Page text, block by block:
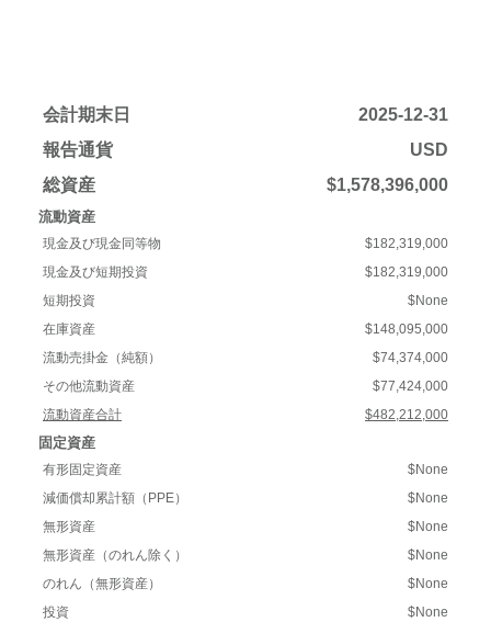
会計期末日
2025-12-31
報告通貨
USD
総資産
$1,578,396,000
流動資産
現金及び現金同等物
$182,319,000
現金及び短期投資
$182,319,000
短期投資
$None
在庫資産
$148,095,000
流動売掛金（純額）
$74,374,000
その他流動資産
$77,424,000
流動資産合計
$482,212,000
固定資産
有形固定資産
$None
減価償却累計額（PPE）
$None
無形資産
$None
無形資産（のれん除く）
$None
のれん（無形資産）
$None
投資
$None